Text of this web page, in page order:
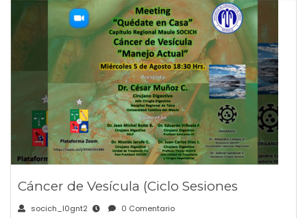
Cáncer de Vesícula (Ciclo Sesiones
socich_l0gnt2 0 Comentario